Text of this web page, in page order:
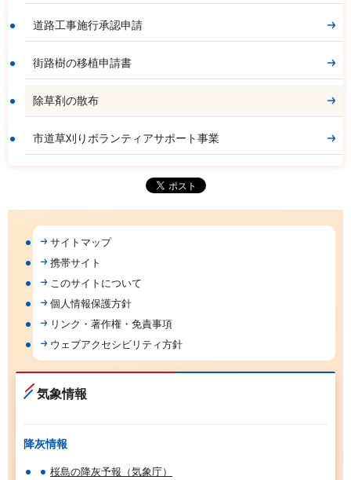
道路工事施行承認申請
街路樹の移植申請書
除草剤の散布
市道草刈りボランティアサポート事業
サイトマップ
携帯サイト
このサイトについて
個人情報保護方針
リンク・著作権・免責事項
ウェブアクセシビリティ方針
気象情報
降灰情報
桜島の降灰予報（気象庁）